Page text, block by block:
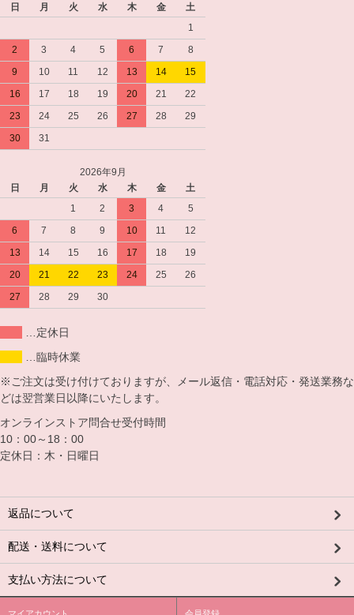
日
月 火 水 木 金
土
1
2
3 4 5 6 7
8
9
10 11 12 13 14
15
16
17 18 19 20 21
22
23
24 25 26 27 28
29
30
31
2026年9月
日
月 火 水 木 金
土
1
2 3 4
5
6
7 8 9 10 11
12
13
14 15 16 17 18
19
20
21 22 23 24 25
26
27
28 29 30
…定休日
…臨時休業
※ご注文は受け付けておりますが、メール返信・電話対応・発送業務な
どは翌営業日以降にいたします。
オンラインストア問合せ受付時間
10：00～18：00
定休日：木・日曜日
返品について
配送・送料について
支払い方法について